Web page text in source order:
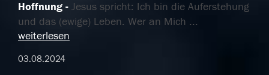
Hoffnung
Jesus spricht: Ich bin die Auferstehung
und das (ewige) Leben. Wer an Mich ...
weiterlesen
03.08.2024